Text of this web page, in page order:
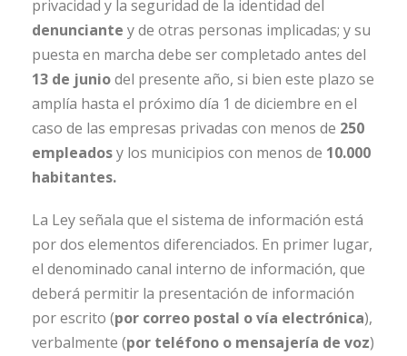
privacidad y la seguridad de la identidad del
denunciante y de otras personas implicadas; y su
puesta en marcha debe ser completado antes del
13 de juniodel presente año, si bien este plazo se
amplía hasta el próximo día 1 de diciembre en el
caso de las empresas privadas con menos de 250
empleadosy los municipios con menos de 10.000
habitantes.
La Ley señala que el sistema de información está
por dos elementos diferenciados. En primer lugar,
el denominado canal interno de información, que
deberá permitir la presentación de información
por escrito (por correo postal o vía electrónica),
verbalmente (por teléfono o mensajería de voz)